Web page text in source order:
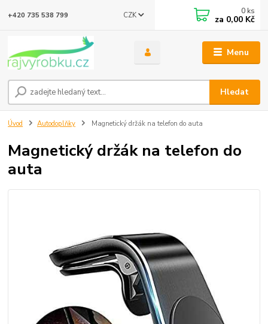
Menu
CZK
Hledat
+420 735 538 799 0 ks
za 0,00 Kč
Úvod Autodoplňky Magnetický držák na telefon do auta
Magnetický držák na telefon do
auta